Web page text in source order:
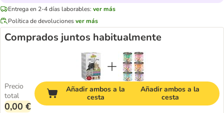
Entrega en 2-4 días laborables: ver más
Política de devolucionesver más
Comprados juntos habitualmente
Precio
total
0,00 €
Añadir ambos a la
cesta
Añadir ambos a la
cesta